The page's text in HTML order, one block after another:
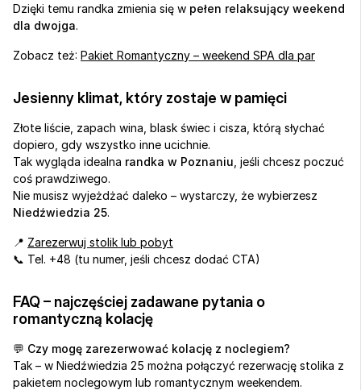
Dzięki temu randka zmienia się w pełen relaksujący weekend
dla dwojga.
Zobacz też: Pakiet Romantyczny – weekend SPA dla par
Jesienny klimat, który zostaje w pamięci
Złote liście, zapach wina, blask świec i cisza, którą słychać
dopiero, gdy wszystko inne ucichnie.
Tak wygląda idealna randka w Poznaniu , jeśli chcesz poczuć
coś prawdziwego.
Niedźwiedzia 25.
📍 Zarezerwuj stolik lub pobyt
📞 Tel. +48 (tu numer, jeśli chcesz dodać CTA)
FAQ – najczęściej zadawane pytania o
romantyczną kolację
💬 Czy mogę zarezerwować kolację z noclegiem?
Tak – w Niedźwiedzia 25 można połączyć rezerwację stolika z
pakietem noclegowym lub romantycznym weekendem.